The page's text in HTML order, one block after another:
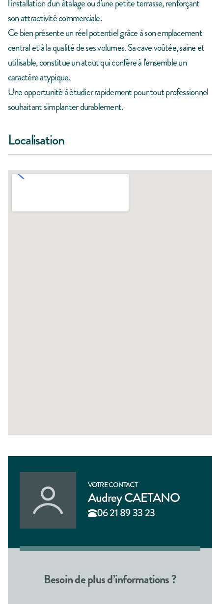
l'installation d'un étalage ou d'une petite terrasse, renforçant
son attractivité commerciale.
Ce bien présente un réel potentiel grâce à son emplacement
central et à la qualité de ses volumes. Sa cave voûtée, saine et
utilisable, constitue un atout qui confère à l'ensemble un
caractère atypique.
Une opportunité à étudier rapidement pour tout professionnel
souhaitant s'implanter durablement.
Localisation
VOTRE CONTACT
Audrey CAETANO
06 21 89 33 23
Besoin de plus d’informations ?